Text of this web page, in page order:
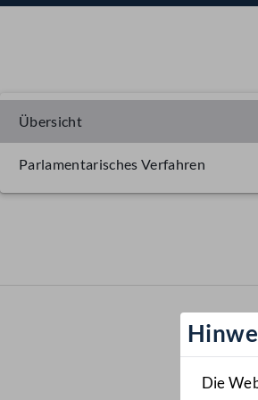
Die
Übersicht
Parlamentarisches Verfahren